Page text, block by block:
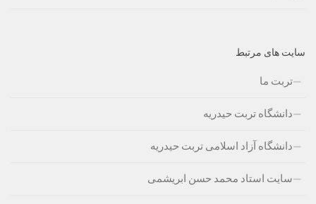
سایت های مرتبط
تربت ما
دانشگاه تربت حیدریه
دانشگاه آزاد اسلامی تربت حیدریه
سایت استاد محمد حسن ابریشمی